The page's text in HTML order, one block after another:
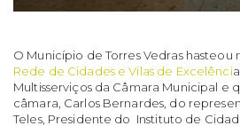
O Município de Torres Vedras hasteou
Rede de Cidades e Vilas de Excelênci
Multisserviços da Câmara Municipal
câmara, Carlos Bernardes, do
Teles, Presidente do Instituto de